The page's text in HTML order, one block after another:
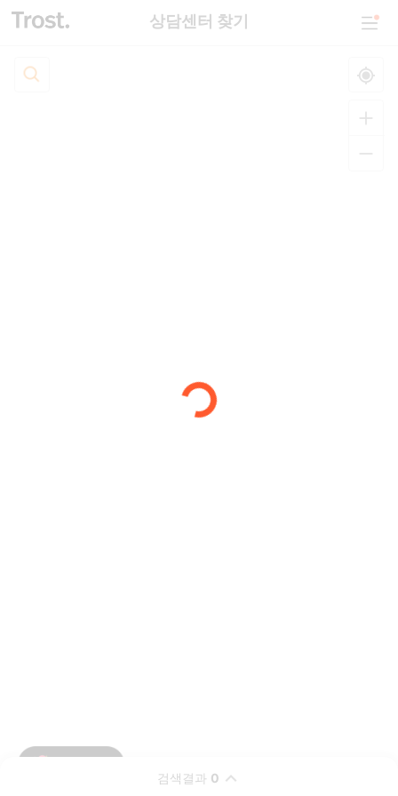
상담센터 찾기
검색결과 0